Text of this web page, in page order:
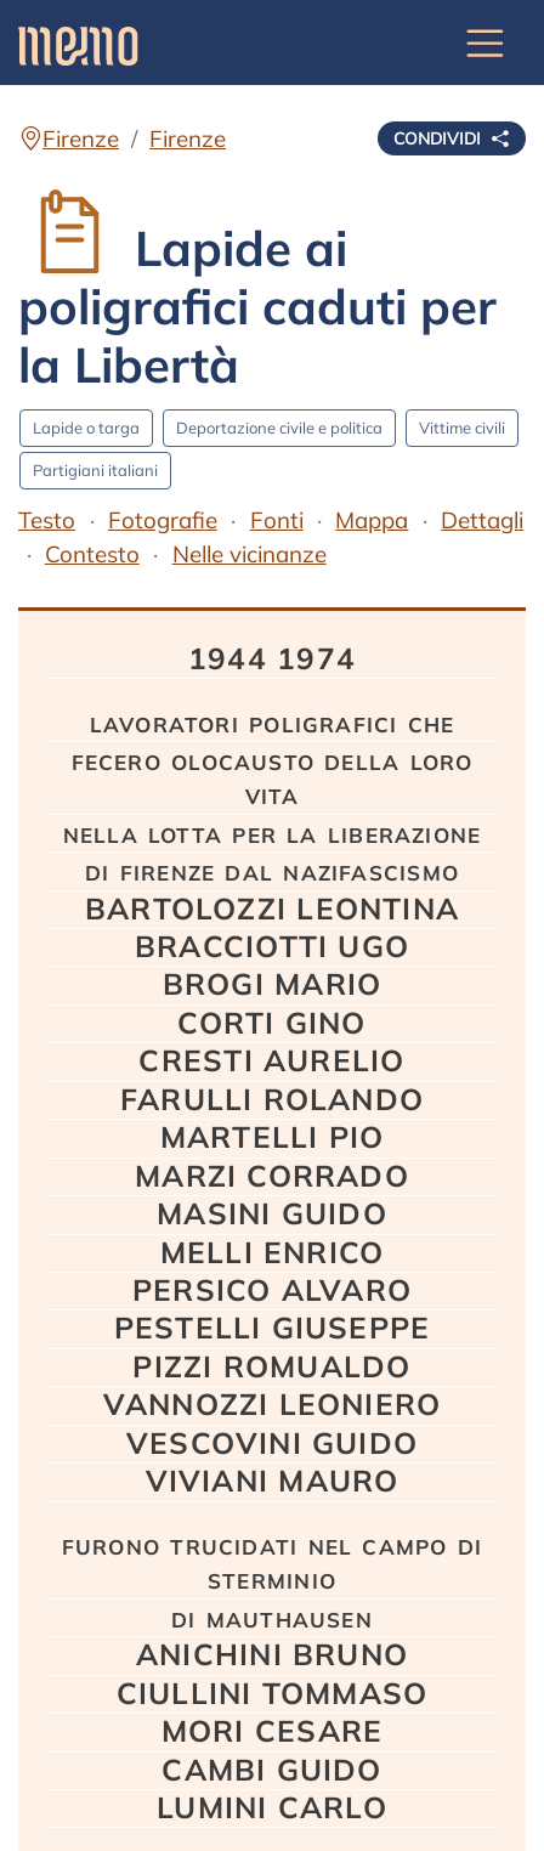
CONDIVIDI
Firenze Firenze
Lapide ai
poligrafici caduti per
la Libertà
Lapide o targa Deportazione civile e politica Vittime civili
Partigiani italiani
Testo Fotografie Fonti Mappa
Dettagli
Contesto
Nelle vicinanze
1944 1974
lavoratori poligrafici che
fecero olocausto della loro
vita
nella lotta per la liberazione
di firenze dal nazifascismo
BARTOLOZZI LEONTINA
BRACCIOTTI UGO
BROGI MARIO
CORTI GINO
CRESTI AURELIO
FARULLI ROLANDO
MARTELLI PIO
MARZI CORRADO
MASINI GUIDO
MELLI ENRICO
PERSICO ALVARO
PESTELLI GIUSEPPE
PIZZI ROMUALDO
VANNOZZI LEONIERO
VESCOVINI GUIDO
VIVIANI MAURO
furono trucidati nel campo di
sterminio
di mauthausen
ANICHINI BRUNO
CIULLINI TOMMASO
MORI CESARE
CAMBI GUIDO
LUMINI CARLO